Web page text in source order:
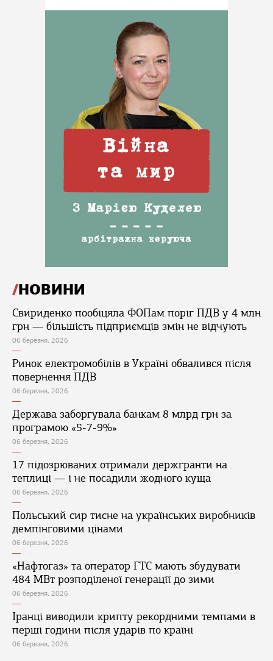
НОВИНИ
Свириденко пообіцяла ФОПам поріг ПДВ у 4 млн
грн — більшість підприємців змін не відчують
06 березня, 2026
Ринок електромобілів в Україні обвалився після
повернення ПДВ
06 березня, 2026
Держава заборгувала банкам 8 млрд грн за
програмою «5-7-9%»
06 березня, 2026
17 підозрюваних отримали держгранти на
теплиці — і не посадили жодного куща
06 березня, 2026
Польський сир тисне на українських виробників
демпінговими цінами
06 березня, 2026
«Нафтогаз» та оператор ГТС мають збудувати
484 МВт розподіленої генерації до зими
06 березня, 2026
Іранці виводили крипту рекордними темпами в
перші години після ударів по країні
06 березня, 2026